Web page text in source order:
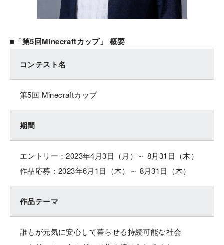
■「第5回Minecraftカップ」 概要
コンテスト名
第5回 Minecraftカップ
期間
エントリー：2023年4月3日（月）～ 8月31日（木）
作品応募：2023年6月1日（木）～ 8月31日（木）
作品テーマ
誰もが元気に安心して暮らせる持続可能な社会